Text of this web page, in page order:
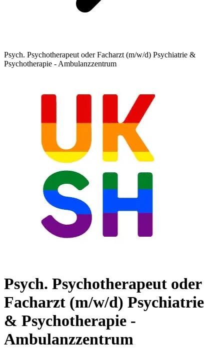
Psych. Psychotherapeut oder Facharzt (m/w/d) Psychiatrie &
Psychotherapie - Ambulanzzentrum
Psych. Psychotherapeut oder
Facharzt (m/w/d) Psychiatrie
& Psychotherapie -
Ambulanzzentrum